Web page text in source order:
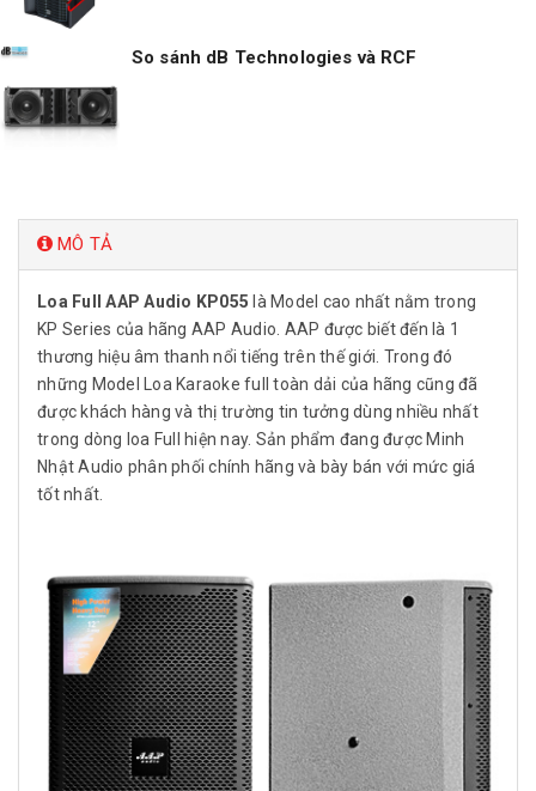
So sánh dB Technologies và RCF
MÔ TẢ
Loa Full AAP Audio KP055 là Model cao nhất nằm trong
KP Series của hãng AAP Audio. AAP được biết đến là 1
thương hiệu âm thanh nổi tiếng trên thế giới. Trong đó
những Model Loa Karaoke full toàn dải của hãng cũng đã
được khách hàng và thị trường tin tưởng dùng nhiều nhất
trong dòng loa Full hiện nay. Sản phẩm đang được Minh
Nhật Audio phân phối chính hãng và bày bán với mức giá
tốt nhất.